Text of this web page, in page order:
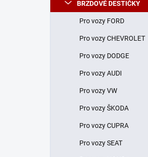
BRZDOVÉ DESTIČKY
Pro vozy FORD
Pro vozy CHEVROLET
Pro vozy DODGE
Pro vozy AUDI
Pro vozy VW
Pro vozy ŠKODA
Pro vozy CUPRA
Pro vozy SEAT